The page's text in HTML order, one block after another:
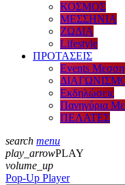
ΚΟΣΜΟΣ
ΜΕΣΣΗΝΙΑ
ΖΩΔΙΑ
Lifestyle
ΠΡΟΤΑΣΕΙΣ
Events
Εκδηλώσεις
Πανηγύρια
ΠΕΛΑΤΕΣ
search menu
play_arrowPLAY
volume_up
Pop-Up Player